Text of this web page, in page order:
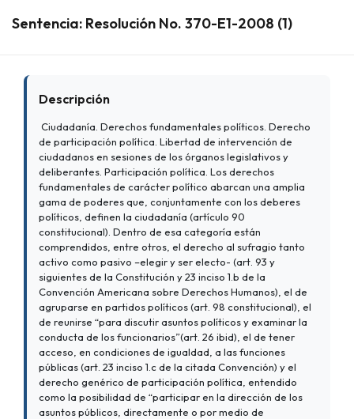
Sentencia: Resolución No. 370-E1-2008 (1)
Descripción
Ciudadanía. Derechos fundamentales políticos. Derecho
de participación política. Libertad de intervención de
ciudadanos en sesiones de los órganos legislativos y
deliberantes. Participación política. Los derechos
fundamentales de carácter político abarcan una amplia
gama de poderes que, conjuntamente con los deberes
políticos, definen la ciudadanía (artículo 90
constitucional). Dentro de esa categoría están
comprendidos, entre otros, el derecho al sufragio tanto
activo como pasivo –elegir y ser electo- (art. 93 y
siguientes de la Constitución y 23 inciso 1.b de la
Convención Americana sobre Derechos Humanos), el de
agruparse en partidos políticos (art. 98 constitucional), el
de reunirse “para discutir asuntos políticos y examinar la
conducta de los funcionarios”(art. 26 ibid), el de tener
acceso, en condiciones de igualdad, a las funciones
públicas (art. 23 inciso 1.c de la citada Convención) y el
derecho genérico de participación política, entendido
como la posibilidad de “participar en la dirección de los
asuntos públicos, directamente o por medio de